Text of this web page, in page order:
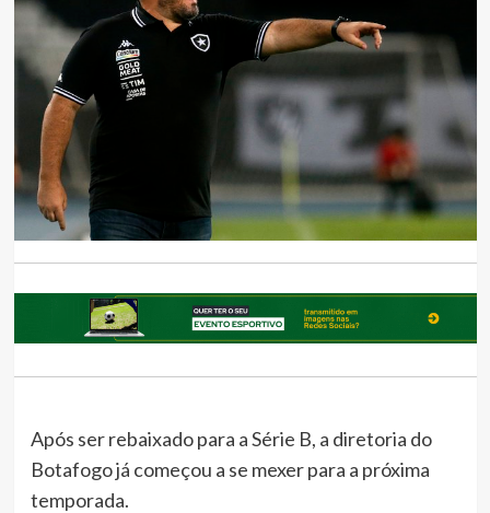
Após ser rebaixado para a Série B, a diretoria do
Botafogo já começou a se mexer para a próxima
temporada.